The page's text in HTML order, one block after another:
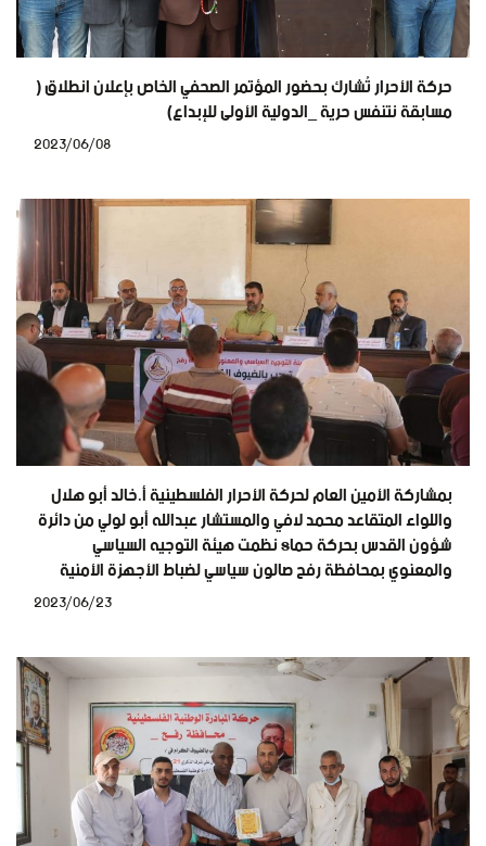
حركة الأحرار تُشارك بحضور المؤتمر الصحفي الخاص بإعلان انطلاق (
مسابقة نتنفس حرية _الدولية الأولى للإبداع)
بمشاركة الأمين العام لحركة الأحرار الفلسطينية أ.خالد أبو هلال
واللواء المتقاعد محمد لافي والمستشار عبدالله أبو لولي من دائرة
شؤون القدس بحركة حماs نظمت هيئة التوجيه السياسي
والمعنوي بمحافظة رفح صالون سياسي لضباط الأجهزة الأمنية